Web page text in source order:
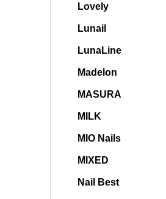
Lovely
Lunail
LunaLine
Madelon
MASURA
MILK
MIO Nails
MIXED
Nail Best